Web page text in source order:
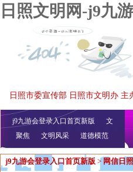
日照文明网-j9九
日照市委宣传部 日照市文明办 主
j9九游会登录入口首页新版
文
明播报
公益视频
聚焦 文明风采 道德模范
j9九游会登录入口首页新版 > 网信日